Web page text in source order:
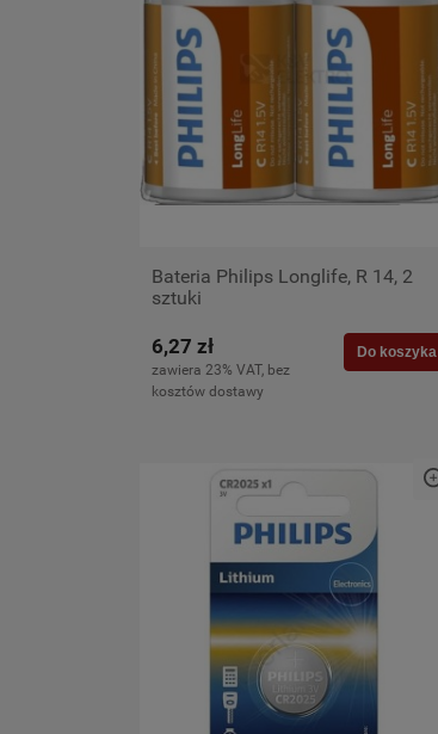
Bateria Philips Longlife, R 14, 2
sztuki
6,27 zł
zawiera 23% VAT, bez
kosztów dostawy
Do koszyka